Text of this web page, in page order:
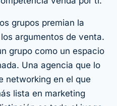
grupos premian la
argumentos de venta.
grupo como un espacio
Una agencia que lo
networking en el que
lista en marketing